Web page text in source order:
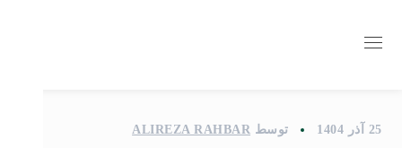
25 آذر 1404 توسط ALIREZA RAHBAR